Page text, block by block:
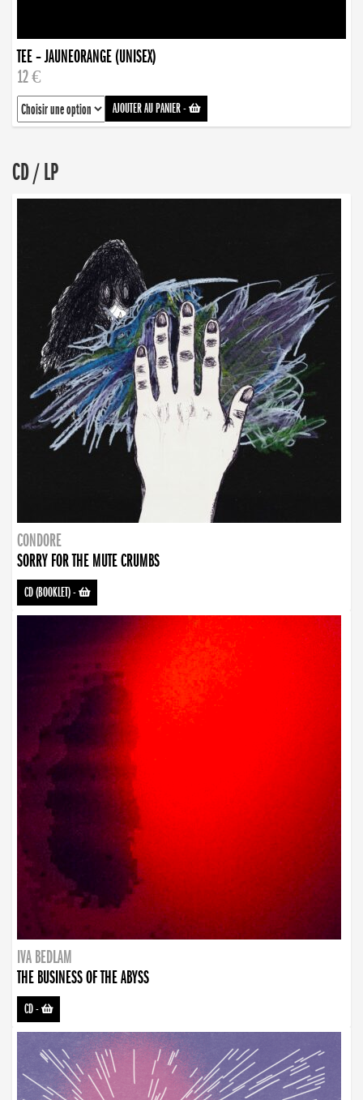
TEE – JAUNEORANGE (UNISEX)
12 €
AJOUTER AU PANIER-
CD / LP
CONDORE
SORRY FOR THE MUTE CRUMBS
CD (BOOKLET)-
IVA BEDLAM
THE BUSINESS OF THE ABYSS
CD-